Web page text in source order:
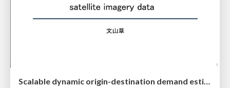
Scalable dynamic origin-destination demand estimation enhanced by high-resolution satellite imagery data